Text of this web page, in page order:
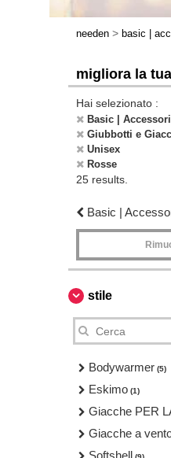
needen > basic |
migliora la
Hai selezionato :
Basic | Accessori
Giubbotti e
Unisex
Rosse
25 results.
Basic |
stile
Bodywarmer (5)
Eskimo (1)
Giacche PER
Giacche a
Softshell